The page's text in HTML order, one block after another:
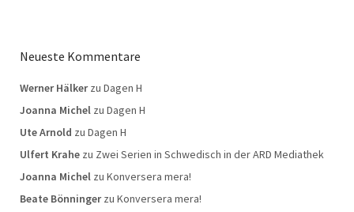
Neueste Kommentare
Werner Hälkerzu Dagen H
Joanna Michel zu Dagen H
Ute Arnold zu Dagen H
Ulfert Krahe zu Zwei Serien in Schwedisch in der ARD Mediathek
Joanna Michel zu Konversera mera!
Beate Bönningerzu Konversera mera!